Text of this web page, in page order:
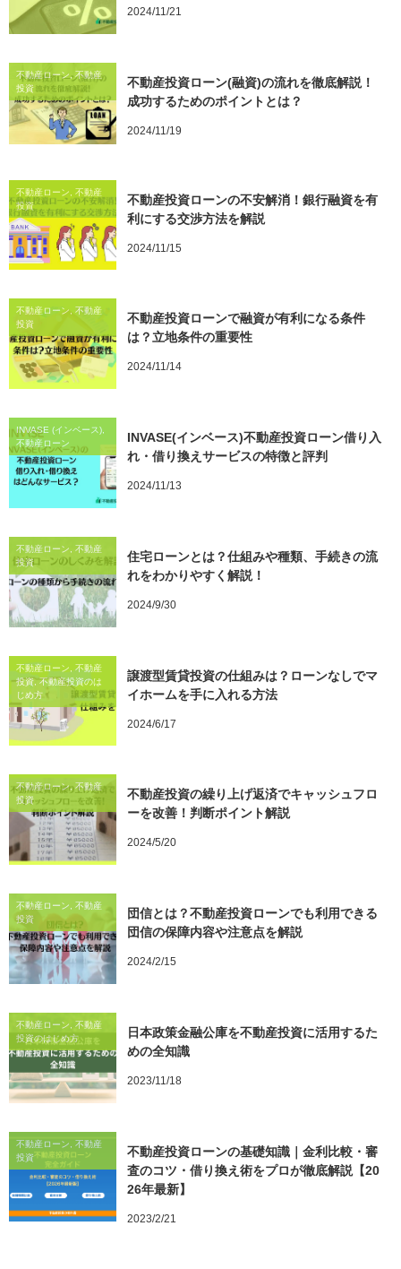
2024/11/21
不動産ローン, 不動産
投資
不動産投資ローン(融資)の流れを徹底解説！
成功するためのポイントとは？
2024/11/19
不動産ローン, 不動産
投資
不動産投資ローンの不安解消！銀行融資を有
利にする交渉方法を解説
2024/11/15
不動産ローン, 不動産
投資
不動産投資ローンで融資が有利になる条件
は？立地条件の重要性
2024/11/14
INVASE (インベース),
不動産ローン
INVASE(インベース)不動産投資ローン借り入
れ・借り換えサービスの特徴と評判
2024/11/13
不動産ローン, 不動産
投資
住宅ローンとは？仕組みや種類、手続きの流
れをわかりやすく解説！
2024/9/30
不動産ローン, 不動産
投資, 不動産投資のは
じめ方
譲渡型賃貸投資の仕組みは？ローンなしでマ
イホームを手に入れる方法
2024/6/17
不動産ローン, 不動産
投資
不動産投資の繰り上げ返済でキャッシュフロ
ーを改善！判断ポイント解説
2024/5/20
不動産ローン, 不動産
投資
団信とは？不動産投資ローンでも利用できる
団信の保障内容や注意点を解説
2024/2/15
不動産ローン, 不動産
投資のはじめ方
日本政策金融公庫を不動産投資に活用するた
めの全知識
2023/11/18
不動産ローン, 不動産
投資
不動産投資ローンの基礎知識｜金利比較・審
査のコツ・借り換え術をプロが徹底解説【20
26年最新】
2023/2/21